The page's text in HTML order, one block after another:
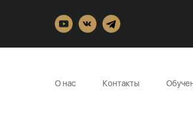
О нас Контакты